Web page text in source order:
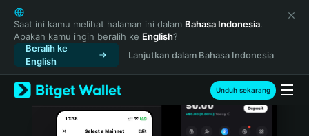
English
日本語
Tiếng Việt
Русский
Español (Latinoamérica)
Türkçe
Italiano
Saat ini kamu melihat halaman ini dalam Bahasa Indonesia.
Apakah kamu ingin beralih ke English?
Beralih ke
English
Lanjutkan dalam Bahasa Indonesia
Unduh sekarang